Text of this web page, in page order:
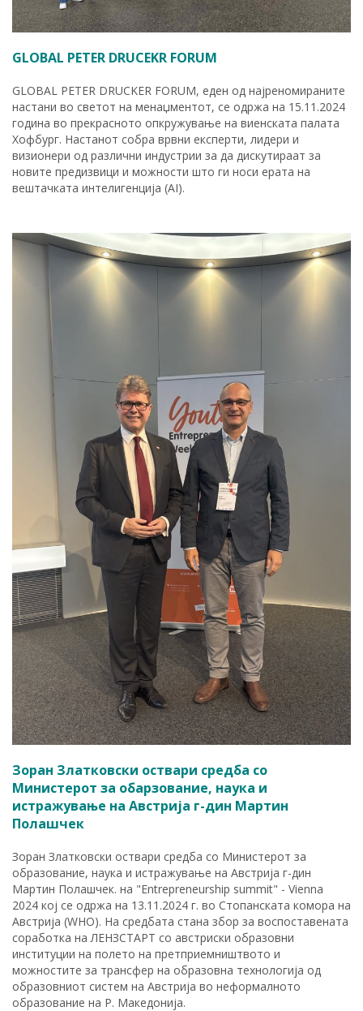
GLOBAL PETER DRUCEKR FORUM
GLOBAL PETER DRUCKER FORUM, еден од најреномираните
настани во светот на менаџментот, се одржа на 15.11.2024
година во прекрасното опкружување на виенската палата
Хофбург. Настанот собра врвни експерти, лидери и
визионери од различни индустрии за да дискутираат за
новите предизвици и можности што ги носи ерата на
вештачката интелигенција (AI).
Зоран Златковски оствари средба со
Министерот за обарзование, наука и
истражување на Австрија г-дин Мартин
Полашчек
Зоран Златковски оствари средба со Министерот за
образование, наука и истражување на Австрија г-дин
Мартин Полашчек. на "Entrepreneurship summit" - Vienna
2024 кој се одржа на 13.11.2024 г. во Стопанската комора на
Австрија (WHO). На средбата стана збор за воспоставената
соработка на ЛЕНЗСТАРТ со австриски образовни
институции на полето на претприемништвото и
можностите за трансфер на образовна технологија од
образовниот систем на Австрија во неформалното
образование на Р. Македонија.